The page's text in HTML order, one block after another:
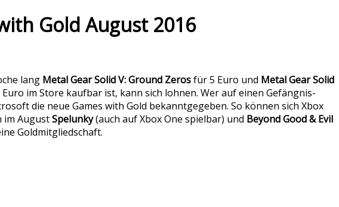
Gold August 2016
lang Metal Gear Solid V: Ground Zerosfür 5 Euro und Metal Gear Solid
im Store kaufbar ist, kann sich lohnen. Wer auf einen Gefängnis-
die neue Games with Gold bekanntgegeben. So können sich Xbox
im AugustSpelunky(auch auf Xbox One spielbar) und Beyond Good & Evil
Goldmitgliedschaft.